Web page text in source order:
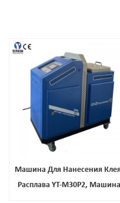
Машина Для Нанесения
Расплава YT-M30P2, Машина